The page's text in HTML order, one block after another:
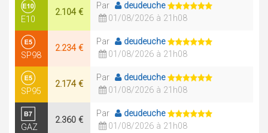
E10
2.104 €
Par
deudeuche
01/08/2026 à 21h08
SP98
2.234 €
Par
deudeuche
01/08/2026 à 21h08
SP95
2.174 €
Par
deudeuche
01/08/2026 à 21h08
GAZ
2.360 €
Par
deudeuche
01/08/2026 à 21h08